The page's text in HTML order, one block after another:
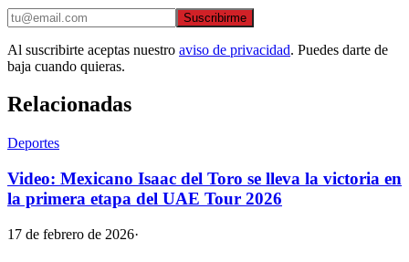
Suscribirme
Al suscribirte aceptas nuestro aviso de privacidad. Puedes darte de
baja cuando quieras.
Relacionadas
Deportes
Video: Mexicano Isaac del Toro se lleva la victoria en
la primera etapa del UAE Tour 2026
17 de febrero de 2026·